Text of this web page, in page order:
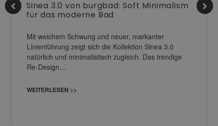
Sinea 3.0 von burgbad: Soft Minimalism
für das moderne Bad
Mit weichem Schwung und neuer, markanter
Linienführung zeigt sich die Kollektion Sinea 3.0
natürlich und minimalistisch zugleich. Das trendige
Re-Design…
WEITERLESEN >>